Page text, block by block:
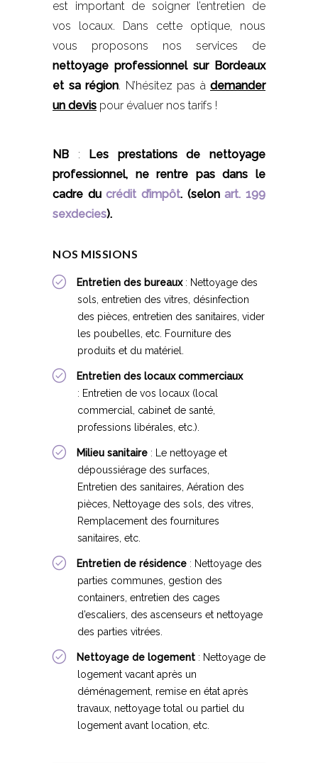
est important de soigner l’entretien de
vos locaux. Dans cette optique, nous
vous proposons nos services de
nettoyage professionnel sur Bordeaux
et sa région. N’hésitez pas à demander
un devis pour évaluer nos tarifs !
NB : Les prestations de nettoyage
professionnel, ne rentre pas dans le
cadre ducrédit d’impôt. (selonart. 199
sexdecies).
NOS MISSIONS
Entretien des bureaux: Nettoyage des
sols, entretien des vitres, désinfection
des pièces, entretien des sanitaires, vider
les poubelles, etc. Fourniture des
produits et du matériel.
Entretien des locaux commerciaux
: Entretien de vos locaux (local
commercial, cabinet de santé,
professions libérales, etc.).
Milieu sanitaire :
Le nettoyage et
dépoussiérage des surfaces,
Entretien des sanitaires, Aération des
pièces, Nettoyage des sols, des vitres,
Remplacement des fournitures
sanitaires, etc.
Entretien de résidence : Nettoyage des
parties communes, gestion des
containers, entretien des cages
d’escaliers, des ascenseurs et nettoyage
des parties vitrées.
Nettoyage de logement : Nettoyage de
logement vacant après un
déménagement, remise en état après
travaux, nettoyage total ou partiel du
logement avant location, etc.